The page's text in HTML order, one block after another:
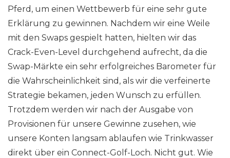
Pferd, um einen Wettbewerb für eine sehr gute
Erklärung zu gewinnen. Nachdem wir eine Weile
mit den Swaps gespielt hatten, hielten wir das
Crack-Even-Level durchgehend aufrecht, da die
Swap-Märkte ein sehr erfolgreiches Barometer für
die Wahrscheinlichkeit sind, als wir die verfeinerte
Strategie bekamen, jeden Wunsch zu erfüllen.
Trotzdem werden wir nach der Ausgabe von
Provisionen für unsere Gewinne zusehen, wie
unsere Konten langsam ablaufen wie Trinkwasser
direkt über ein Connect-Golf-Loch. Nicht gut. Wie